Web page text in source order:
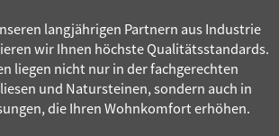
langjährigen Partnern aus Industrie
wir Ihnen höchste Qualitätsstandards.
liegen nicht nur in der fachgerechten
und Natursteinen, sondern auch in
die Ihren Wohnkomfort erhöhen.